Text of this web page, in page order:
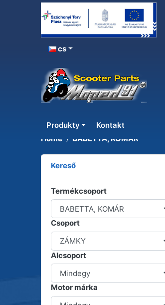
cs
Produkty Kontakt
BABETTA, KOMÁR
Home BABETTA, KOMÁR
Kereső
Termékcsoport
Csoport
Alcsoport
Motor márka